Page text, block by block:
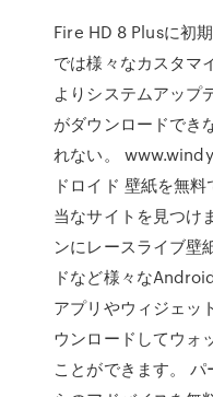
Fire HD 8 Plusに初
では様々なカスタマ
よりシステムアップ
がダウンロードでき
れない。
ドロイド 壁紙を無
当なサイトを見つけ
ンにレースライブ壁
ドなど様々な
アプリやウィジェッ
ウンロードしてウォ
ことができます。